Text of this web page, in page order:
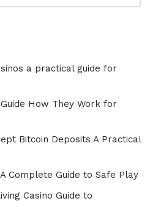
a practical guide for
How They Work for
Bitcoin Deposits A Practical
Complete Guide to Safe Play
Casino Guide to